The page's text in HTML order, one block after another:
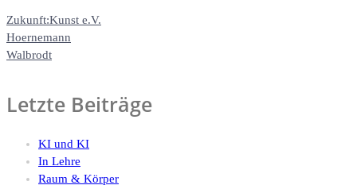
Zukunft:Kunst e.V.
Hoernemann
Walbrodt
Letzte Beiträge
KI und KI
In Lehre
Raum & Körper